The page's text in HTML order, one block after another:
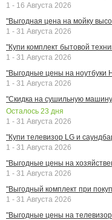
1 - 16 Августа 2026
"Выгодная цена на мойку
1 - 31 Августа 2026
"Купи комплект бытовой
1 - 31 Августа 2026
"Выгодные цены на ноутбуки
1 - 31 Августа 2026
"Скидка на сушильную
Осталось 23 дня
1 - 31 Августа 2026
"Купи телевизор LG и
1 - 31 Августа 2026
"Выгодные цены на
1 - 31 Августа 2026
"Выгодный комплект при
1 - 31 Августа 2026
"Выгодные цены на